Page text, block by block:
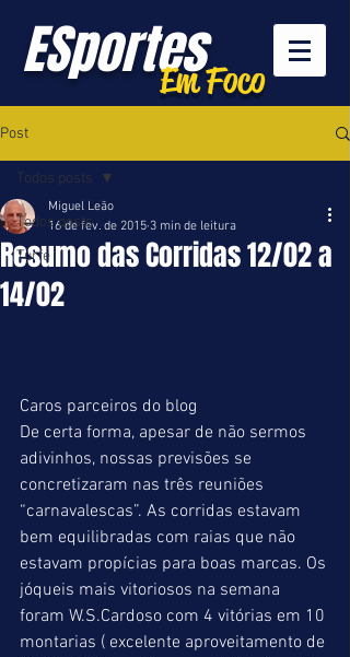
ESportesEm Foco
Post
Todos posts
Turfe
Todos posts
Resumo das Corridas 12/02 a
14/02
Miguel Leão
16 de fev. de 2015 3 min de leitura
Caros parceiros do blog
De certa forma, apesar de não sermos
adivinhos, nossas previsões se
concretizaram nas três reuniões
“carnavalescas”. As corridas estavam
bem equilibradas com raias que não
estavam propícias para boas marcas. Os
jóqueis mais vitoriosos na semana
foram W.S.Cardoso com 4 vitórias em 10
montarias ( excelente aproveitamento de